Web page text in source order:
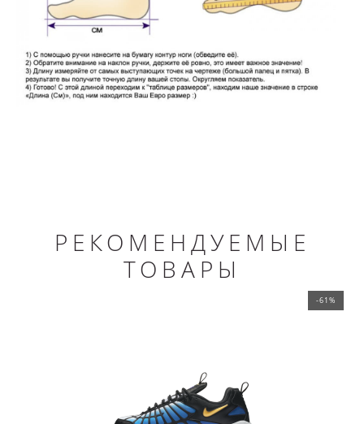
РЕКОМЕНДУЕМЫЕ
ТОВАРЫ
-61%